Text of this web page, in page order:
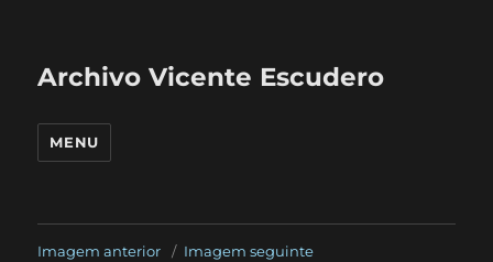
Archivo Vicente Escudero
MENU
Imagem anterior Imagem seguinte